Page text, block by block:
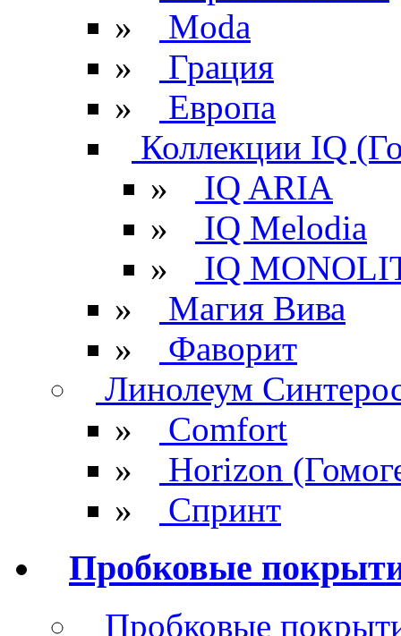
»
Moda
»
Грация
»
Европа
Коллекции IQ
»
IQ ARIA
»
IQ Melodia
»
IQ
»
Магия Вива
»
Фаворит
Линолеум
»
Comfort
»
Horizon
»
Спринт
Пробковые
Пробковые